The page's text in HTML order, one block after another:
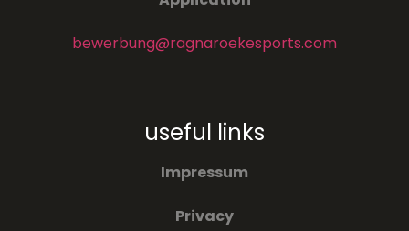
bewerbung@ragnaroekesports.com
useful links
Impressum
Privacy